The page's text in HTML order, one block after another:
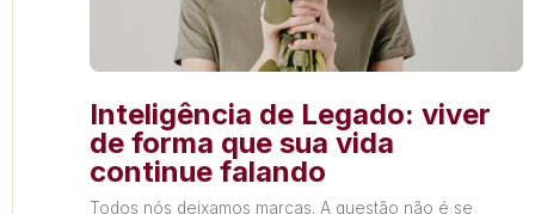
Inteligência de Legado: viver
de forma que sua vida
continue falando
Todos nós deixamos marcas. A questão não é se